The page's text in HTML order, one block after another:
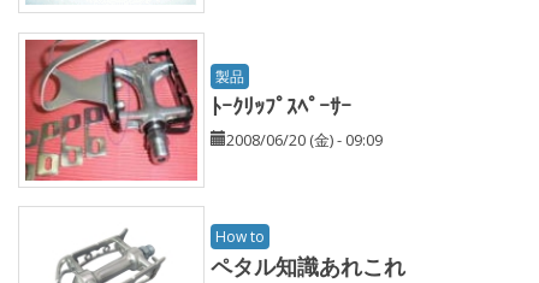
製品
ﾄｰｸﾘｯﾌﾟｽﾍﾟｰｻｰ
2008/06/20 (金) - 09:09
How to
ペタル知識あれこれ